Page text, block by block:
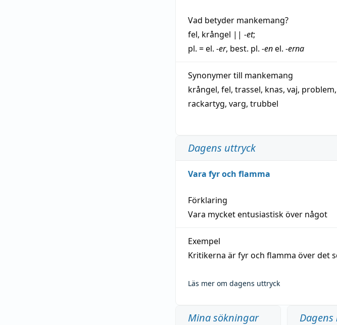
Vad betyder mankemang?
fel, krångel || -et;
pl. = el. -er, best. pl. -enel. -erna
Synonymer till mankemang
krångel, fel, trassel, knas, vaj, problem,
rackartyg, varg, trubbel
Dagens uttryck
Vara fyr och flamma
Förklaring
Vara mycket entusiastisk över något
Exempel
Kritikerna är fyr och flamma över det
Läs mer om dagens uttryck
Mina sökningar